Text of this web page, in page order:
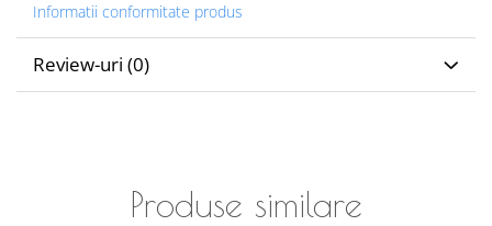
Informatii conformitate produs
Review-uri (0)
Produse similare